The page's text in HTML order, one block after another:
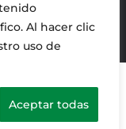
Al hacer clic
uso de
Aceptar todas
TRANSLATE »